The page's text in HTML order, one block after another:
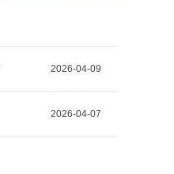
2026-04-09
2026-04-07